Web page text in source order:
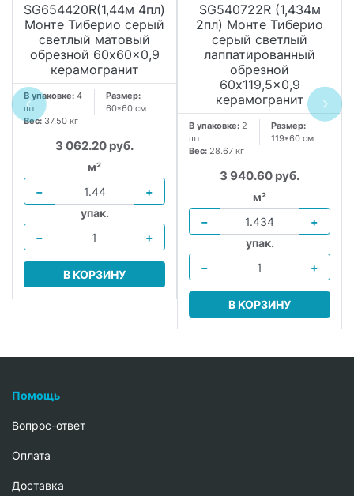
SG654420R(1,44м 4пл)
Монте Тиберио серый
светлый матовый
обрезной 60x60x0,9
керамогранит
В упаковке: 4
шт
Размер:
60*60 см
Вес: 37.50 кг
3 062.20 руб.
м²
−
+
упак.
−
+
В КОРЗИНУ
SG540722R (1,434м
2пл) Монте Тиберио
серый светлый
лаппатированный
обрезной
60x119,5x0,9
керамогранит
В упаковке: 2
шт
Размер:
119*60 см
Вес: 28.67 кг
3 940.60 руб.
м²
−
+
упак.
−
+
В КОРЗИНУ
Помощь
Вопрос-ответ
Oплата
Доставка